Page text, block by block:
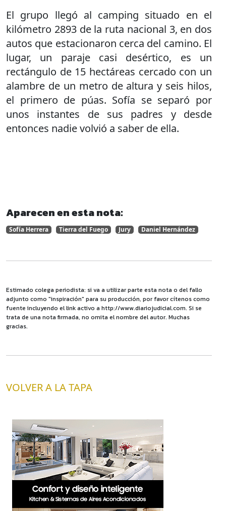
El grupo llegó al camping situado en el
kilómetro 2893 de la ruta nacional 3, en dos
autos que estacionaron cerca del camino. El
lugar, un paraje casi desértico, es un
rectángulo de 15 hectáreas cercado con un
alambre de un metro de altura y seis hilos,
el primero de púas. Sofía se separó por
unos instantes de sus padres y desde
entonces nadie volvió a saber de ella.
Aparecen en esta nota:
Sofía Herrera Tierra del Fuego Jury Daniel Hernández
Estimado colega periodista: si va a utilizar parte esta nota o del fallo
adjunto como "inspiración" para su producción, por favor cítenos como
fuente incluyendo el link activo a http://www.diariojudicial.com. Si se
trata de una nota firmada, no omita el nombre del autor. Muchas
gracias.
VOLVER A LA TAPA